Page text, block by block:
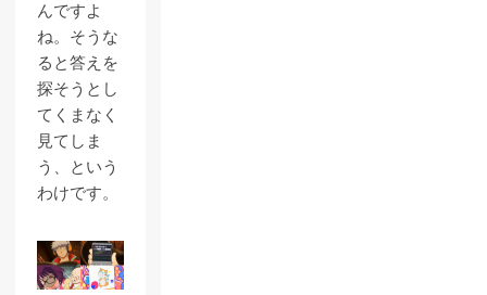
んですよ
ね。そうな
ると答えを
探そうとし
てくまなく
見てしま
う、という
わけです。